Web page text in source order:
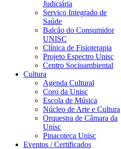
Judiciária
Serviço Integrado de
Saúde
Balcão do Consumidor
UNISC
Clínica de Fisioterapia
Projeto Espectro Unisc
Centro Socioambiental
Cultura
Agenda Cultural
Coro da Unisc
Escola de Música
Núcleo de Arte e Cultura
Orquestra de Câmara da
Unisc
Pinacoteca Unisc
Eventos / Certificados